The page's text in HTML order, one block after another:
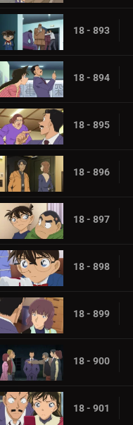
18 - 893
18 - 894
18 - 895
18 - 896
18 - 897
18 - 898
18 - 899
18 - 900
18 - 901